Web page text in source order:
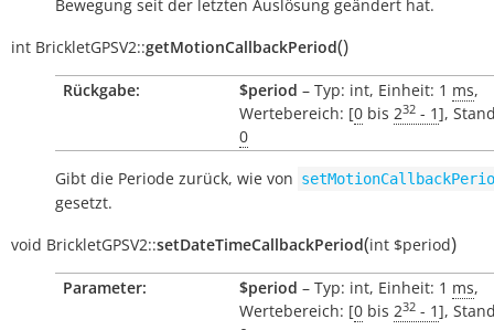
Bewegung seit der letzten Auslösung geändert hat.
int BrickletGPSV2::getMotionCallbackPeriod()
Rückgabe: $period – Typ: int, Einheit: 1 ms,
Wertebereich: [0 bis 232 - 1],
0
Gibt die Periode zurück, wie von
gesetzt.
void BrickletGPSV2::setDateTimeCallbackPeriod(int $period)
Parameter: $period – Typ: int, Einheit: 1 ms,
Wertebereich: [0 bis 232 - 1],